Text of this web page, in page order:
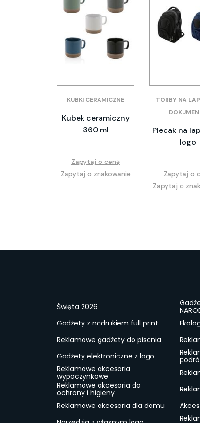
KUBKI CERAMICZNE
Kubek ceramiczny
360 ml
Zapytaj o cenę
Zapytaj o znakowanie
TORBY NA
Plecak na
logo
Zapytaj o
Zapytaj o
Święta 2026
Gadżety z nadrukiem full print
Reklamowe gadżety do pisania
Gadżety elektroniczne z logo
Reklamowe akcesoria
wypoczynkowe
Reklamowe akcesoria do
ochrony i higieny
Reklamowe akcesoria dla domu